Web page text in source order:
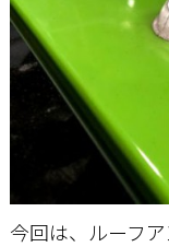
今回は、ルーフ